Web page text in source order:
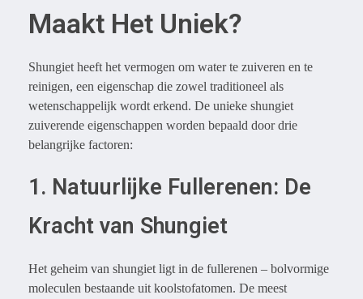
Maakt Het Uniek?
Shungiet heeft het vermogen om water te zuiveren en te
reinigen, een eigenschap die zowel traditioneel als
wetenschappelijk wordt erkend. De unieke shungiet
zuiverende eigenschappen worden bepaald door drie
belangrijke factoren:
1. Natuurlijke Fullerenen: De
Kracht van Shungiet
Het geheim van shungiet ligt in de fullerenen – bolvormige
moleculen bestaande uit koolstofatomen. De meest